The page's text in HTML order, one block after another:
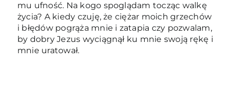
mu ufność. Na kogo spoglądam tocząc walkę
życia? A kiedy czuję, że ciężar moich grzechów
i błędów pogrąża mnie i zatapia czy pozwalam,
by dobry Jezus wyciągnął ku mnie swoją rękę i
mnie uratował.